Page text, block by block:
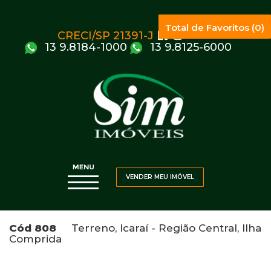
CRECI/SP 21391-J
13 9.8184-1000
13 9.8125-6000
Total de Favoritos (0)
VENDER MEU IMÓVEL
Cód 808 Terreno, Icaraí - Região Central, Ilha
Comprida